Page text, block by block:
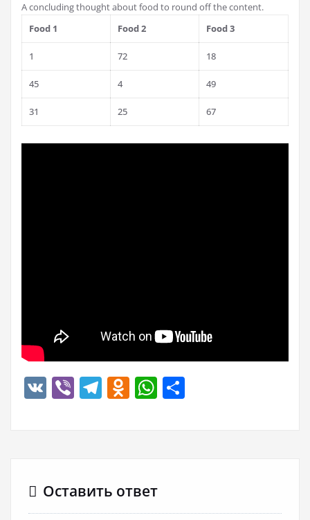
A concluding thought about food to round off the content.
Food 1
Food 2 Food 3
1 72 18
45 4 49
31 25 67
VK ViberTelegram
Odnoklassniki
WhatsApp
Оставить ответ